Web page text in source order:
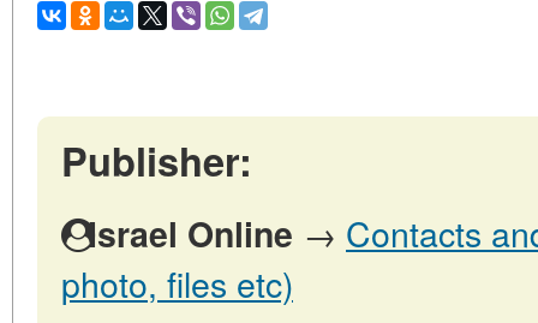
Publisher:
Israel Online → Contacts
photo, files etc)